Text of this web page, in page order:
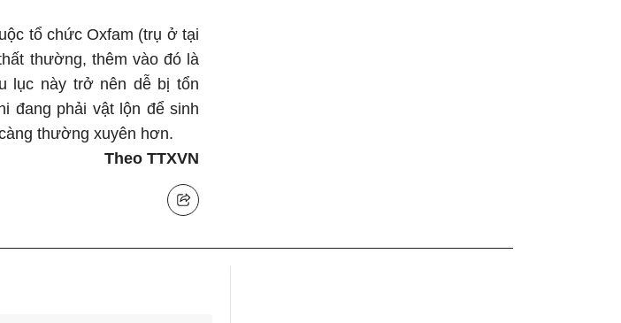
tổ chức Oxfam (trụ ở tại
thường, thêm vào đó là
lục này trở nên dễ bị tổn
đang phải vật lộn để sinh
thường xuyên hơn.
Theo TTXVN